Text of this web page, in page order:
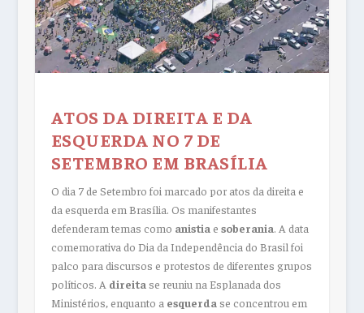
ATOS DA DIREITA E DA
ESQUERDA NO 7 DE
SETEMBRO EM BRASÍLIA
O dia 7 de Setembro foi marcado por atos da direita e
da esquerda em Brasília. Os manifestantes
defenderam temas como anistia e soberania. A data
comemorativa do Dia da Independência do Brasil foi
palco para discursos e protestos de diferentes grupos
políticos. A direita se reuniu na Esplanada dos
Ministérios, enquanto a esquerda se concentrou em